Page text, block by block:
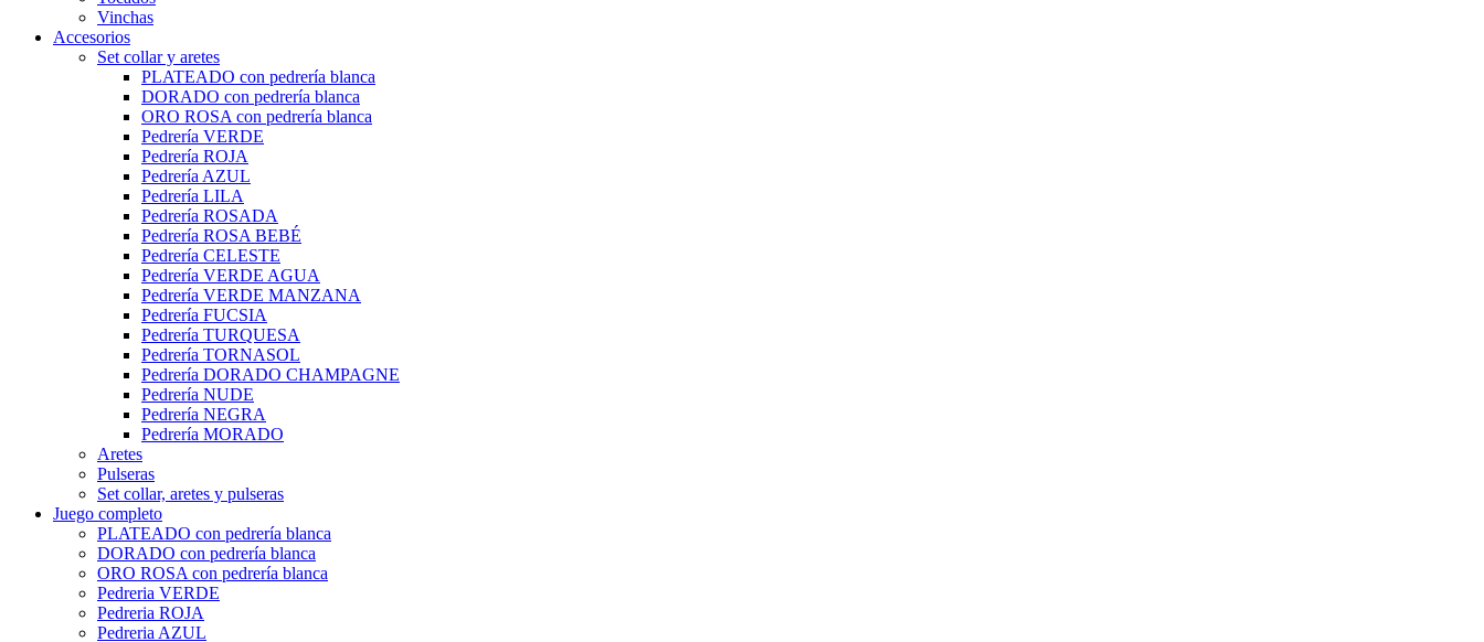
Vinchas
Accesorios
Set collar y aretes
PLATEADO con pedrería blanca
DORADO con pedrería blanca
ORO ROSA con pedrería blanca
Pedrería VERDE
Pedrería ROJA
Pedrería AZUL
Pedrería LILA
Pedrería ROSADA
Pedrería ROSA BEBÉ
Pedrería CELESTE
Pedrería VERDE AGUA
Pedrería VERDE MANZANA
Pedrería FUCSIA
Pedrería TURQUESA
Pedrería TORNASOL
Pedrería DORADO CHAMPAGNE
Pedrería NUDE
Pedrería NEGRA
Pedrería MORADO
Aretes
Pulseras
Set collar, aretes y pulseras
Juego completo
PLATEADO con pedrería blanca
DORADO con pedrería blanca
ORO ROSA con pedrería blanca
Pedreria VERDE
Pedreria ROJA
Pedreria AZUL